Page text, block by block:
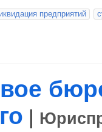
предприятий